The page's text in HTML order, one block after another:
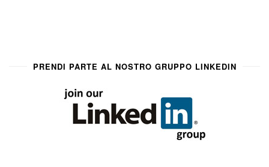
PRENDI PARTE AL NOSTRO GRUPPO LINKEDIN